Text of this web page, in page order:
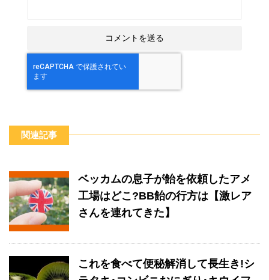
関連記事
ベッカムの息子が飴を依頼したアメ
工場はどこ?BB飴の行方は【激レア
さんを連れてきた】
これを食べて便秘解消して長生き!シ